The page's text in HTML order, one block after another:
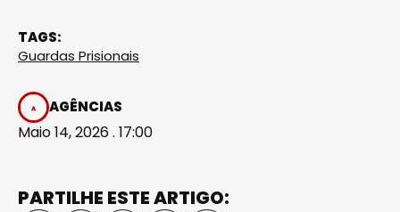
TAGS:
Guardas Prisionais
AGÊNCIAS
Maio 14, 2026 . 17:00
PARTILHE ESTE ARTIGO: